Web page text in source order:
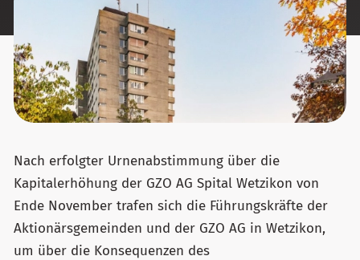
Nach erfolgter Urnenabstimmung über die
Kapitalerhöhung der GZO AG Spital Wetzikon von
Ende November trafen sich die Führungskräfte der
Aktionärsgemeinden und der GZO AG in Wetzikon,
um über die Konsequenzen des